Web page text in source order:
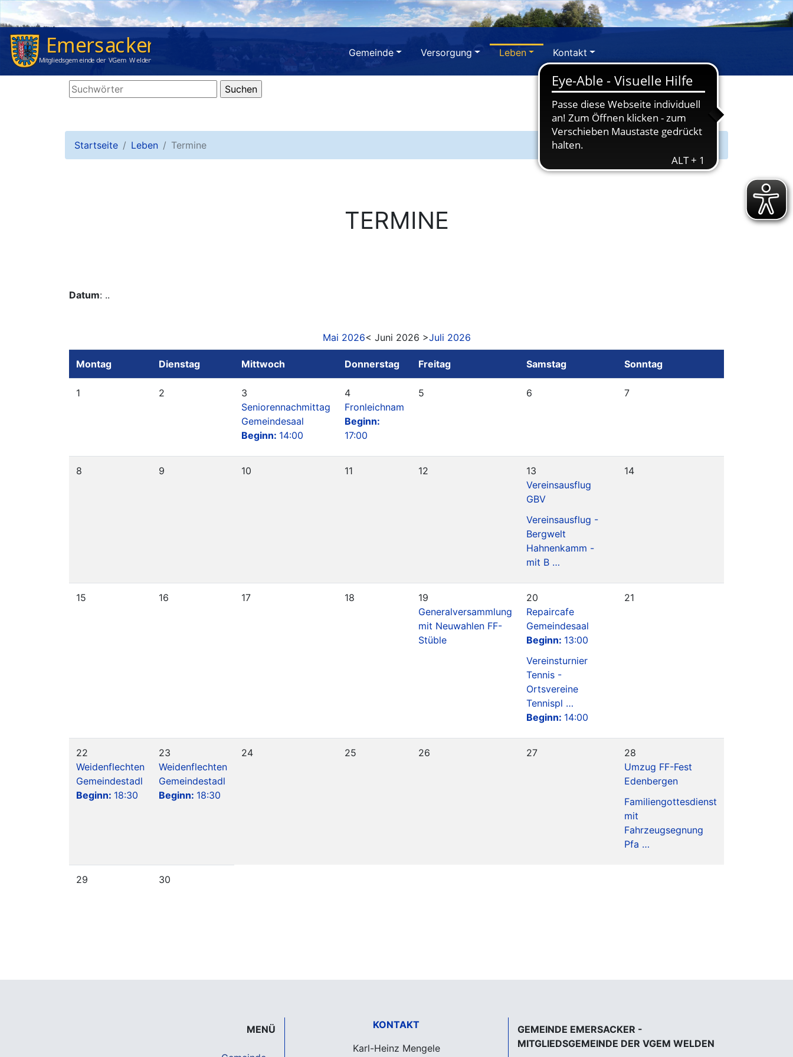
Gemeinde Versorgung Leben Kontakt
Startseite Leben Termine
TERMINE
Datum: ..
Mai 2026< Juni 2026 >Juli 2026
Montag Dienstag Mittwoch Donnerstag Freitag Samstag Sonntag
1 2
3
Seniorennachmittag
Gemeindesaal
Beginn: 14:00
4
Fronleichnam
Beginn:
17:00
5 6 7
8 9 10 11 12
13
Vereinsausflug
GBV
Vereinsausflug -
Bergwelt
Hahnenkamm -
mit B …
14
15 16 17 18
19
Generalversammlung
mit Neuwahlen FF-
Stüble
20
Repaircafe
Gemeindesaal
Beginn: 13:00
Vereinsturnier
Tennis -
Ortsvereine
Tennispl …
Beginn: 14:00
21
22
Weidenflechten
Gemeindestadl
Beginn: 18:30
23
Weidenflechten
Gemeindestadl
Beginn: 18:30
24 25 26 27
28
Umzug FF-Fest
Edenbergen
Familiengottesdienst
mit
Fahrzeugsegnung
Pfa …
29 30
MENÜ
KONTAKT
Karl-Heinz Mengele
GEMEINDE EMERSACKER -
MITGLIEDSGEMEINDE DER VGEM WELDEN